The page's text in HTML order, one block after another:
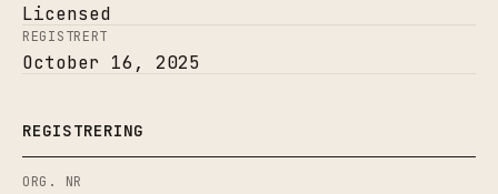
Licensed
REGISTRERT
October 16, 2025
REGISTRERING
ORG. NR